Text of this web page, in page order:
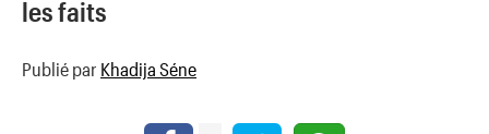
les faits
Publié par Khadija Séne